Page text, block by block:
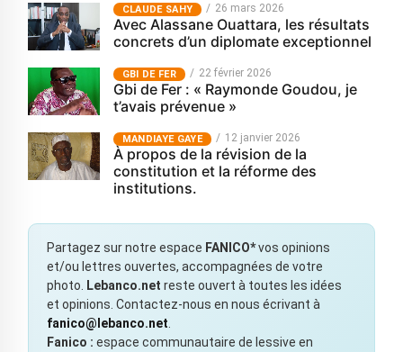
CLAUDE SAHY 26 mars 2026
Avec Alassane Ouattara, les résultats
concrets d’un diplomate exceptionnel
GBI DE FER 22 février 2026
Gbi de Fer : « Raymonde Goudou, je
t’avais prévenue »
MANDIAYE GAYE 12 janvier 2026
À propos de la révision de la
constitution et la réforme des
institutions.
Partagez sur notre espace FANICO*vos opinions
et/ou lettres ouvertes, accompagnées de votre
photo.
Lebanco.net reste ouvert à toutes les idées
et opinions. Contactez-nous en nous écrivant à
fanico@lebanco.net
Fanico : espace communautaire de lessive en